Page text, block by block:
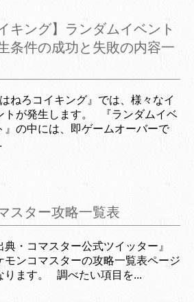
キング】ランダムイベント
条件の成功と失敗の内容一
ねろコイキング』では、様々なイ
トが発生します。 『ランダムイベ
』の中には、即ゲームオーバーで
スター攻略一覧表
典・コマスター公式ツイッター』
モンコマスターの攻略一覧表ページ
ります。 調べたい項目を...